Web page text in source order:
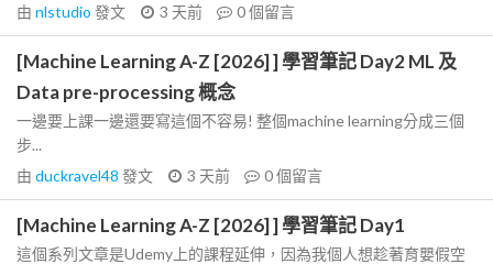
由 nlstudio 發文 3 天前 0個留言
[Machine Learning A-Z [2026] ] 學習筆記 Day2 ML 及
Data pre-processing 概念
一邊要上課一邊還要寫這個不容易! 整個machine learning分成三個
步...
由 duckravel48 發文 3 天前 0個留言
[Machine Learning A-Z [2026] ] 學習筆記 Day1
這個系列文章是Udemy上的課程延伸，因為我個人想趁著育嬰假空